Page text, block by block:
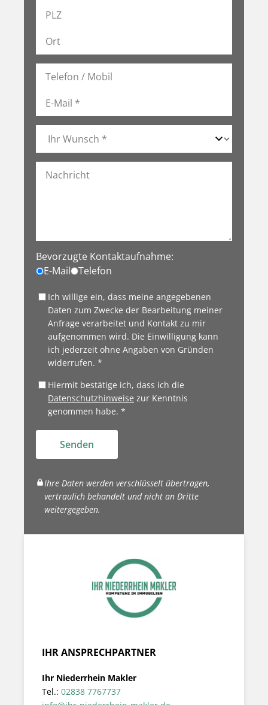
Bevorzugte Kontaktaufnahme:
E-Mail
Telefon
Ich willige ein, dass meine angegebenen
Daten zum Zwecke der Bearbeitung meiner
Anfrage verarbeitet und Kontakt zu mir
aufgenommen wird. Die Einwilligung kann
ich jederzeit ohne Angaben von Gründen
widerrufen. *
Hiermit bestätige ich, dass ich die
Datenschutzhinweise zur Kenntnis
genommen habe. *
Senden
Ihre Daten werden verschlüsselt übertragen,
vertraulich behandelt und nicht an Dritte
weitergegeben.
IHR ANSPRECHPARTNER
Ihr Niederrhein Makler
Tel.: 02838 7767737